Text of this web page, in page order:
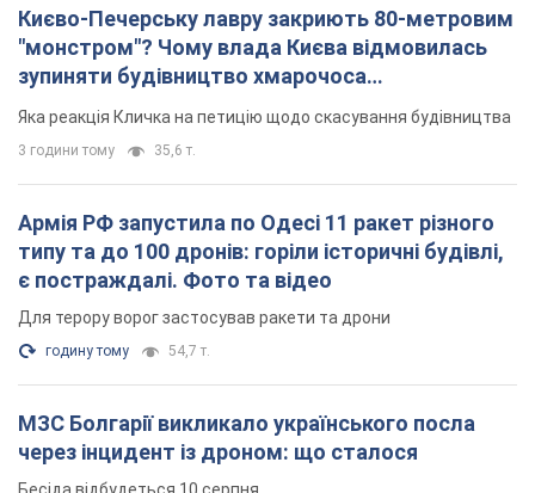
типу та до 100 дронів: горіли історичні будівлі,
є постраждалі. Фото та відео
Для терору ворог застосував ракети та дрони
годину тому 54,7 т.
МЗС Болгарії викликало українського посла
через інцидент із дроном: що сталося
Бесіда відбудеться 10 серпня
3 години тому 5,4 т.